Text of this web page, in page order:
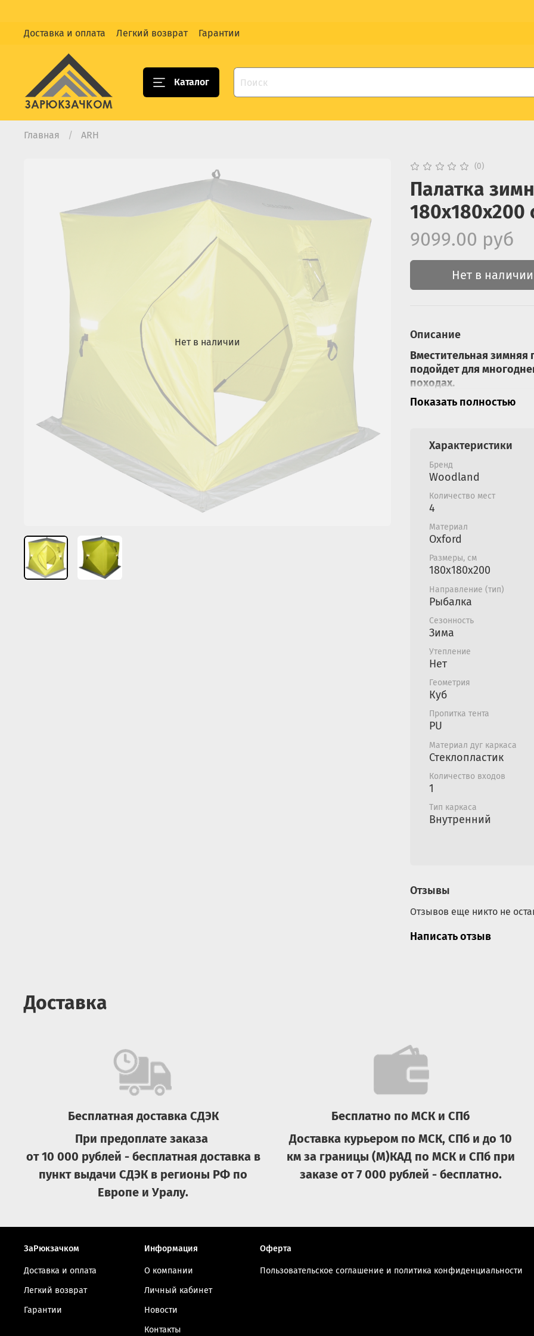
Доставка и оплата
Легкий возврат Гарантии
Каталог
Главная ARH
Нет в наличии
(0)
Палатка
9099.00 руб
Нет в наличии
Описание
Вместительная зимняя
подойдет для
походах.
Каркас из
Специальная
в палатке
Кубическая форма
и рыболовные
Защищенный
с 4 люверсами,
задуванию снега
Палатка оснащена
предотвратят
на палатку в
Показать полностью
Характеристики
Бренд
Woodland
Количество мест
4
Материал
Oxford
Размеры, см
180х180х200
Направление (тип)
Рыбалка
Сезонность
Зима
Утепление
Нет
Геометрия
Куб
Пропитка тента
PU
Материал дуг каркаса
Стеклопластик
Количество входов
1
Тип каркаса
Внутренний
Отзывы
Отзывов еще никто не
Написать отзыв
Доставка
Бесплатная доставка СДЭК
При предоплате заказа
от 10 000 рублей - бесплатная доставка в
пункт выдачи СДЭК в регионы РФ по
Европе и Уралу.
Бесплатно по МСК и СПб
Доставка курьером по МСК, СПб и до 10
км за границы (М)КАД по МСК и СПб при
заказе от 7 000 рублей - бесплатно.
ЗаРюкзачком
Доставка и оплата
Легкий возврат
Гарантии
Информация
О компании
Личный кабинет
Новости
Контакты
Оферта
Пользовательское соглашение и политика конфиденциальности